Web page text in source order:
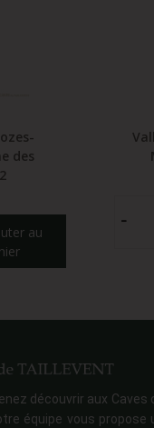
des
au
découvrir aux Caves
équipe vous propose